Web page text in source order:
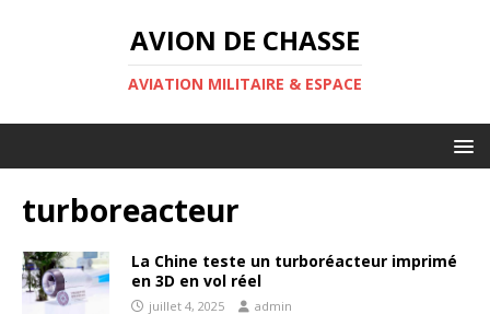
AVION DE CHASSE
AVIATION MILITAIRE & ESPACE
turboreacteur
La Chine teste un turboréacteur imprimé
en 3D en vol réel
juillet 4, 2025 admin